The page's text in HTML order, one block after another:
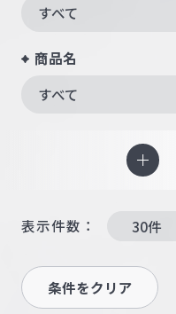
すべて
商品名
すべて
表示件数：
条件をクリア